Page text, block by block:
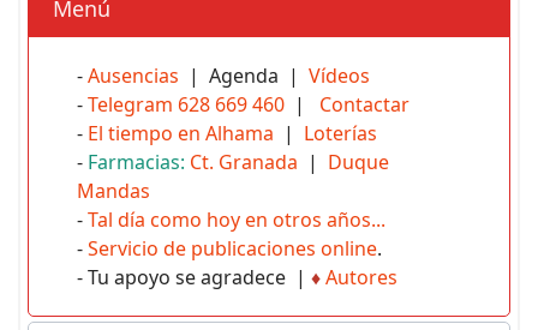
Menú
-Ausencias | Agenda | Vídeos
-Telegram 628 669 460 | Contactar
- El tiempo en Alhama | Loterías
- Farmacias: Ct. Granada | Duque
Mandas
-Tal día como hoy en otros años...
-Servicio de publicaciones online.
- Tu apoyo se agradece | ♦Autores